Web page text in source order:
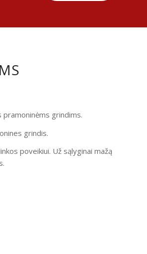
pramoninėms grindims.
grindis.
poveikiui. Už sąlyginai mažą